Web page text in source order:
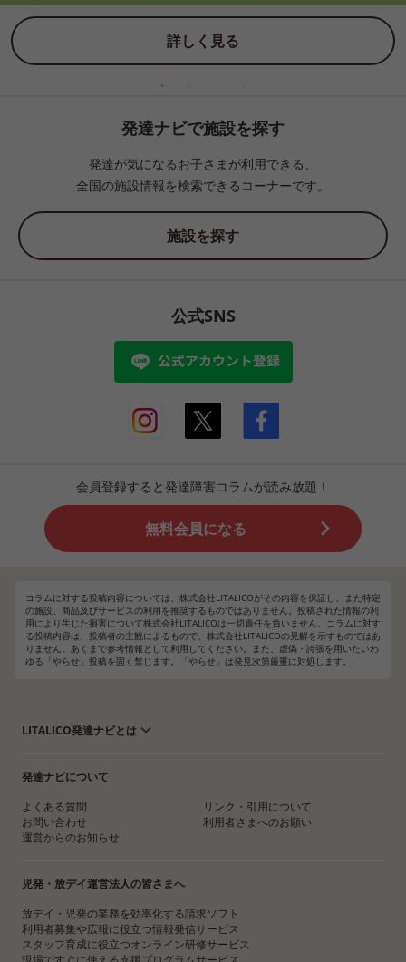
詳しく見る
発達ナビで施設を探す
発達が気になるお子さまが利用できる、
全国の施設情報を検索できるコーナーです。
施設を探す
公式SNS
会員登録すると発達障害コラムが読み放題！
無料会員になる
コラムに対する投稿内容については、株式会社LITALICOがその内容を保証し、また特定
の施設、商品及びサービスの利用を推奨するものではありません。投稿された情報の利
用により生じた損害について株式会社LITALICOは一切責任を負いません。コラムに対す
る投稿内容は、投稿者の主観によるもので、株式会社LITALICOの見解を示すものではあ
りません。あくまで参考情報として利用してください。また、虚偽・誇張を用いたいわ
ゆる「やらせ」投稿を固く禁じます。「やらせ」は発見次第厳重に対処します。
LITALICO発達ナビとは
発達ナビについて
よくある質問
お問い合わせ
運営からのお知らせ
リンク・引用について
利用者さまへのお願い
児発・放デイ運営法人の皆さまへ
放デイ・児発の業務を効率化する請求ソフト
利用者募集や広報に役立つ情報発信サービス
スタッフ育成に役立つオンライン研修サービス